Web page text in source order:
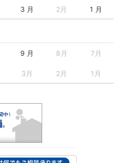
3 月 2月 1 月
9 月 8月 7月
3月 2月 1月